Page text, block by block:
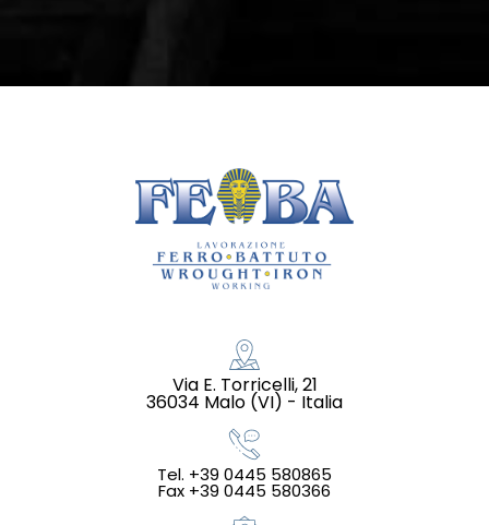
Via E. Torricelli, 21
36034 Malo (VI) - Italia
Tel. +39 0445 580865
Fax +39 0445 580366